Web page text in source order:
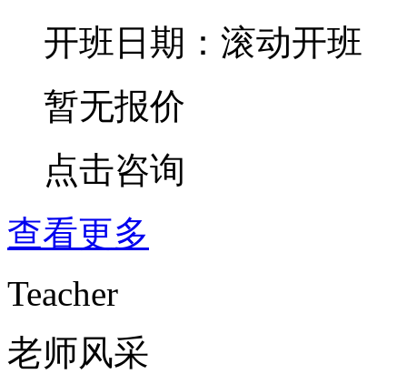
开班日期：滚动开班
暂无报价
点击咨询
查看更多
Teacher
老师风采